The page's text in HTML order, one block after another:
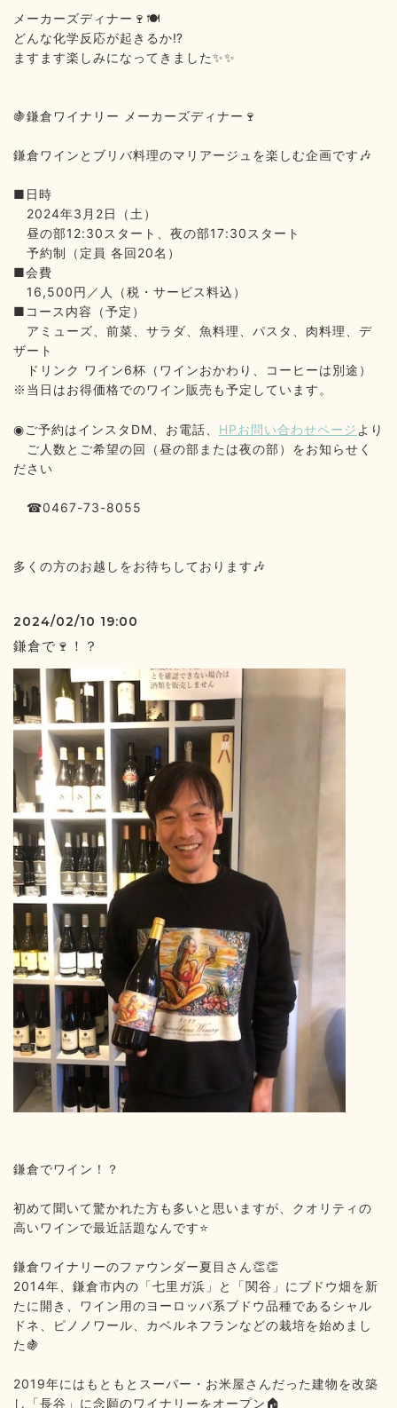
メーカーズディナー 🍷🍽
どんな化学反応が起きるか⁉️
ますます楽しみになってきました✨✨
🍇鎌倉ワイナリー メーカーズディナー 🍷
鎌倉ワインとブリバ料理のマリアージュを楽しむ企画です 🎶
■ 日時
2024年3 月 2日（土）
昼の部12:30 スタート、夜の部17:30 スタート
予約制（定員 各回20名）
■会費
16,500円／人（税・サービス料込）
■ コース内容（予定）
アミューズ、前菜、サラダ、魚料理、パスタ、肉料理、デ
ザート
ドリンク ワイン6杯（ワインおかわり、コーヒーは別途）
※ 当日はお得価格でのワイン販売も予定しています。
◉ご予約はインスタ DM 、お電話、 HPお問い合わせページ より
ご人数とご希望の回（昼の部または夜の部）をお知らせく
ださい
☎0467-73-8055
多くの方のお越しをお待ちしております 🎶
2024/02/10 19:00
鎌倉で🍷！？
鎌倉でワイン！？
初めて聞いて驚かれた方も多いと思いますが、クオリティの
高いワインで最近話題なんです⭐
鎌倉ワイナリーのファウンダー夏目さん👏👏
2014年、鎌倉市内の「七里ガ浜」と「関谷」にブドウ畑を新
たに開き、ワイン用のヨーロッパ系ブドウ品種であるシャル
ドネ、ピノノワール、カベルネフランなどの栽培を始めまし
た🍇
2019年にはもともとスーパー・お米屋さんだった建物を改築
し「長谷」に念願のワイナリーをオープン 🏠